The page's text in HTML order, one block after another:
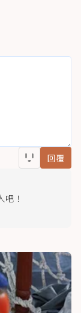
回覆
！